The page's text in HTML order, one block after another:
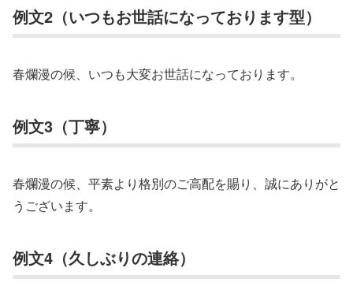
例文2（いつもお世話になっております型）
春爛漫の候、いつも大変お世話になっております。
例文3（丁寧）
春爛漫の候、平素より格別のご高配を賜り、誠にありがと
うございます。
例文4（久しぶりの連絡）